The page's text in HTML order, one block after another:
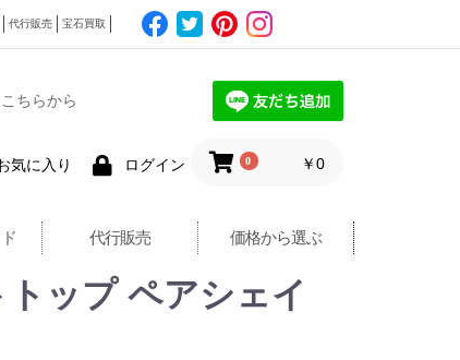
代行販売 宝石買取
ちらから
気に入り ログイン 0 ￥0
代行販売 価格から選ぶ
ップ ペアシェイ